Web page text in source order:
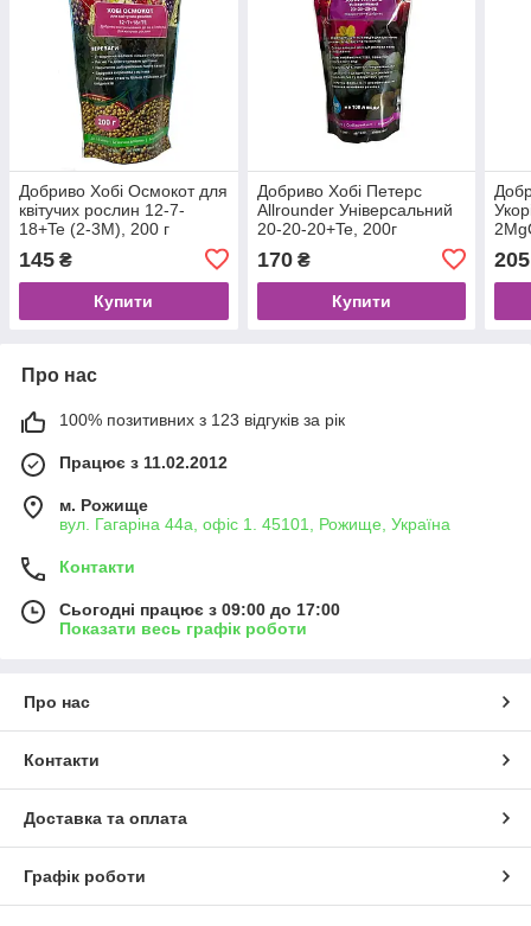
Добриво Хобі Осмокот для
квітучих рослин 12-7-
18+Te (2-3M), 200 г
145 ₴
Купити
Добриво Хобі Петерс
Allrounder Універсальний
20-20-20+Te, 200г
170₴
Купити
205
Про нас
100% позитивних з 123 відгуків за рік
Працює з 11.02.2012
м. Рожище
вул. Гагаріна 44а, офіс 1. 45101, Рожище, Україна
Контакти
Сьогодні працює з 09:00 до 17:00
Показати весь графік роботи
Про нас
Контакти
Доставка та оплата
Графік роботи